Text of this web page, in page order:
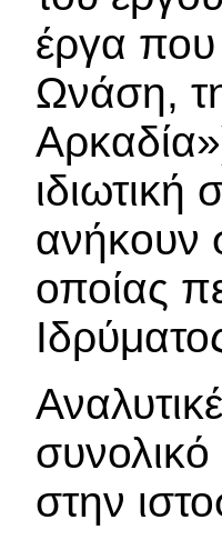
έργα που
Ωνάση,
ανήκουν
οποίας
στην